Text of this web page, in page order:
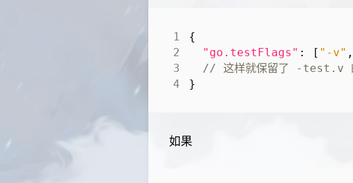
{
"go.testFlags" : [ "-v" ,
}
如果